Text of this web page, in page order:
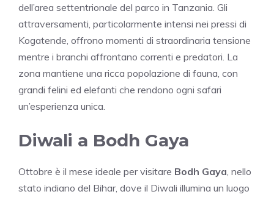
dell’area settentrionale del parco in Tanzania. Gli
attraversamenti, particolarmente intensi nei pressi di
Kogatende, offrono momenti di straordinaria tensione
mentre i branchi affrontano correnti e predatori. La
zona mantiene una ricca popolazione di fauna, con
grandi felini ed elefanti che rendono ogni safari
un’esperienza unica.
Diwali a Bodh Gaya
Ottobre è il mese ideale per visitare Bodh Gaya , nello
stato indiano del Bihar, dove il Diwali illumina un luogo